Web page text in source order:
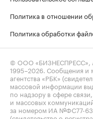
Политика в отношении
Политика обработки
© ООО «БИЗНЕСПРЕСС»,
1995–2026 . Сообщения
агентства «РБК»
массовой информации
по надзору в сфере
и массовых
за номером ИА №ФС77-